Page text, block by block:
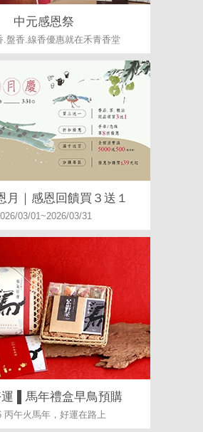
中元感恩祭
.盤香.線香優惠就在禾青香堂
月｜感恩回饋買３送１
03/01~2026/03/31
▌馬年禮盒早鳥預購
丙午火馬年，好運在路上